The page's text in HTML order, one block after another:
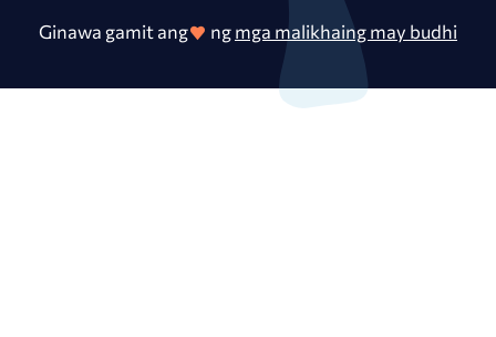
Ginawa gamit ang ng mga malikhaing may budhi